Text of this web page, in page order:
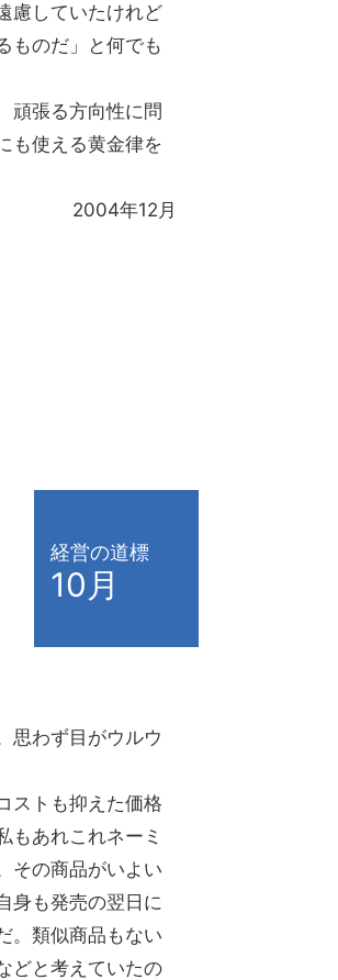
慮していたけれど
ものだ」と何でも
頑張る方向性に問
も使える黄金律を
2004年12月
経営の道標
10月
思わず目がウルウ
ストも抑えた価格
もあれこれネーミ
その商品がいよい
身も発売の翌日に
。類似商品もない
どと考えていたの